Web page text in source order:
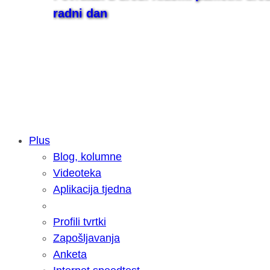
radni dan
Samsung otkrio kako je nastajala
razvoja donijelo tanje i izdržljivije
Plus
Blog, kolumne
Videoteka
Aplikacija tjedna
Profili tvrtki
Zapošljavanja
Anketa